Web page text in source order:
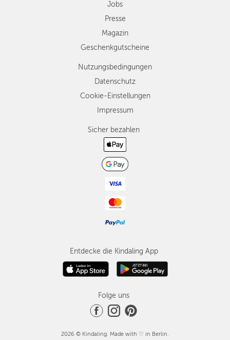
Jobs
Presse
Magazin
Geschenkgutscheine
Nutzungsbedingungen
Datenschutz
Cookie-Einstellungen
Impressum
Sicher bezahlen
Entdecke die Kindaling App
Folge uns
2026 © Kindaling. Made with ♡ in Berlin.